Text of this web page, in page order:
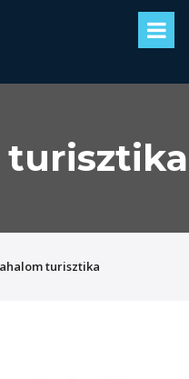
turisztika
turisztika